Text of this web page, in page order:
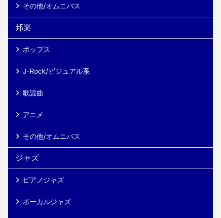
その他/オムニバス
邦楽
ポップス
J-Rock/ビジュアル系
歌謡曲
アニメ
その他/オムニバス
ジャズ
ピアノジャズ
ボーカルジャズ